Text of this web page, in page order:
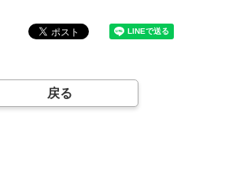
戻る